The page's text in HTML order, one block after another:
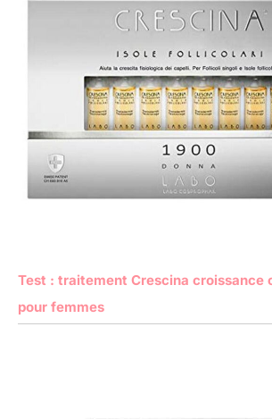
Test : traitement Crescina croissance
pour femmes